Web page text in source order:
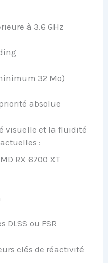
à 3.6 GHz
32 Mo)
absolue
visuelle et la fluidité
:
RX 6700 XT
ou FSR
clés de réactivité